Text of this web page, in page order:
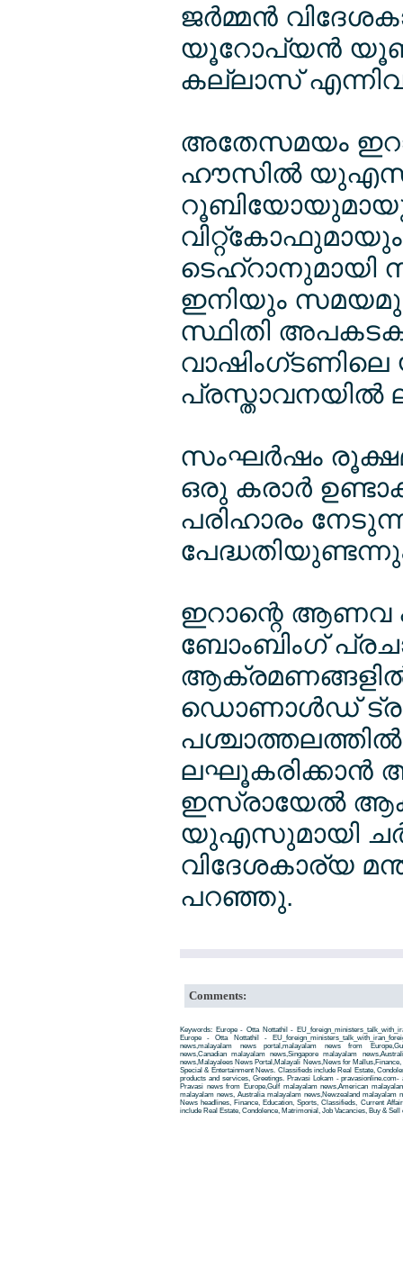
ജര്‍മ്മന്‍
യൂറോപ്യന്‍
കല്ലാസ്
അതേസമയം
ഹൗസില്‍ യുഎസ്
ടെഹ്റാനുമായി
ഇനിയും
സ്ഥിതി
പ്രസ്താവനയില്‍
സംഘര്‍ഷം
ഒരു കരാര്‍
പരിഹാരം
ഇറാന്റെ ആണവ
ബോംബിംഗ്
ഡൊണാള്‍ഡ്
ലഘൂകരിക്കാന്‍
ഇസ്രായേല്‍
യുഎസുമായി
വിദേശകാര്യ
പറഞ്ഞു.
Comments:
Keywords: Europe - Otta Nottathil -
Europe - Otta Nottathil -
news,malayalam news portal,malayalam news from
news,Canadian malayalam news,Singapore malayalam
news,Malayalees News Portal,Malayali News,News for
Special & Entertainment News. Classifieds include Real Estate,
products and services, Greetings. Pravasi Lokam -
Pravasi news from Europe,Gulf malayalam news,American
malayalam news, Australia malayalam news,Newzealand malayalam
News headlines, Finance, Education, Sports, Classifieds, Current
include Real Estate, Condolence, Matrimonial, Job Vacancies, Buy &